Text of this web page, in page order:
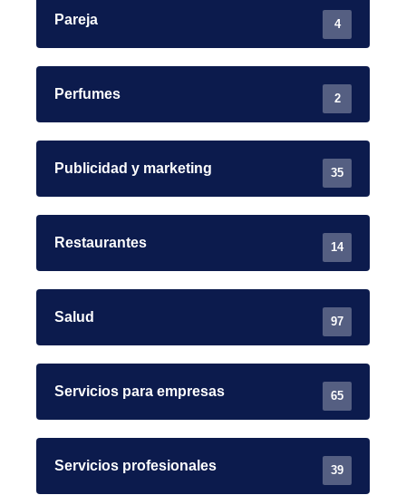
Pareja 4
Perfumes 2
Publicidad y marketing 35
Restaurantes 14
Salud 97
Servicios para empresas 65
Servicios profesionales 39